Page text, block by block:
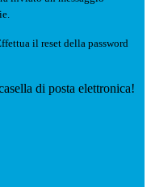
il reset della password
di posta elettronica!